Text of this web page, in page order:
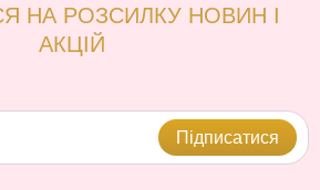
НА РОЗСИЛКУ НОВИН І
АКЦІЙ
Підписатися